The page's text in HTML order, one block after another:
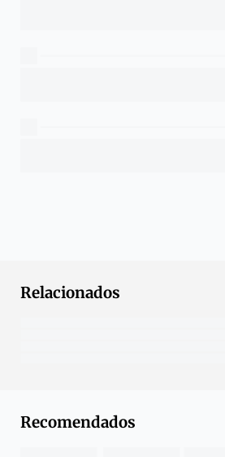
Relacionados
Recomendados